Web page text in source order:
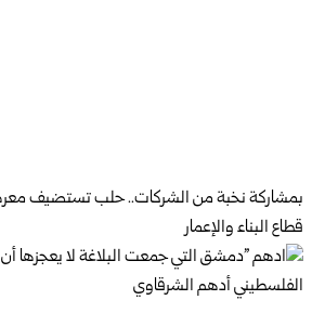
قطاع البناء والإعمار